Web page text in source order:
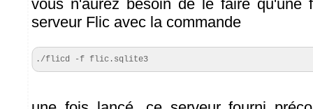
vous n'aurez besoin de le faire qu'une
serveur Flic avec la commande
./flicd -f flic.sqlite3